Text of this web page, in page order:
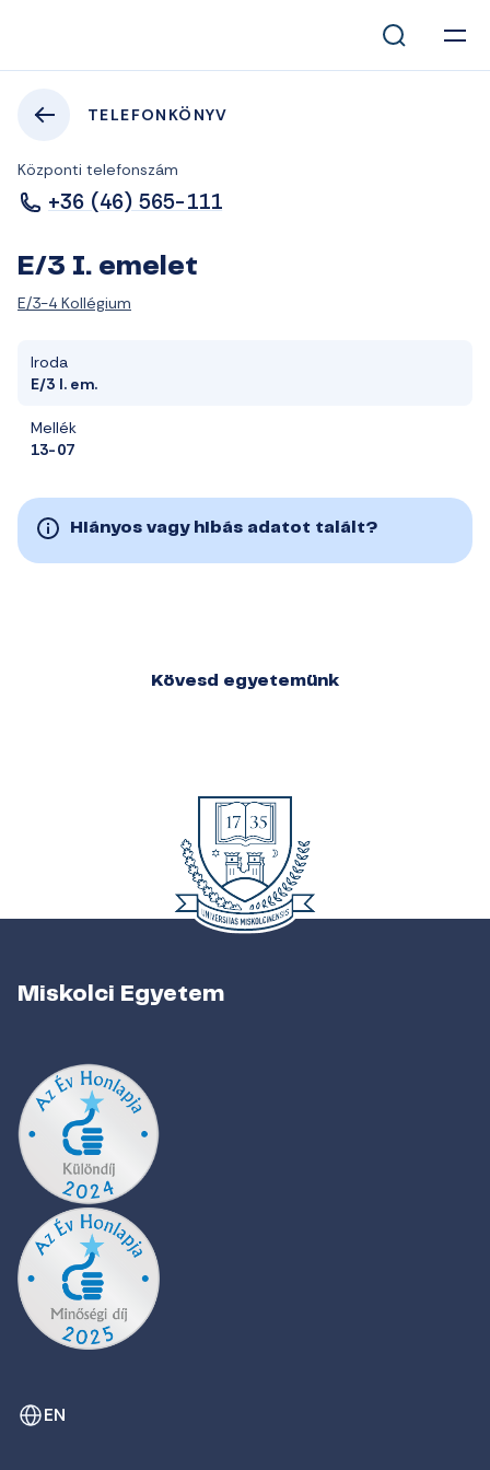
TELEFONKÖNYV
Központi telefonszám
+36 (46) 565-111
E/3 I. emelet
E/3-4 Kollégium
Iroda
E/3 I. em.
Mellék
13-07
Hiányos vagy hibás adatot talált?
Kövesd egyetemünk
Miskolci Egyetem
EN